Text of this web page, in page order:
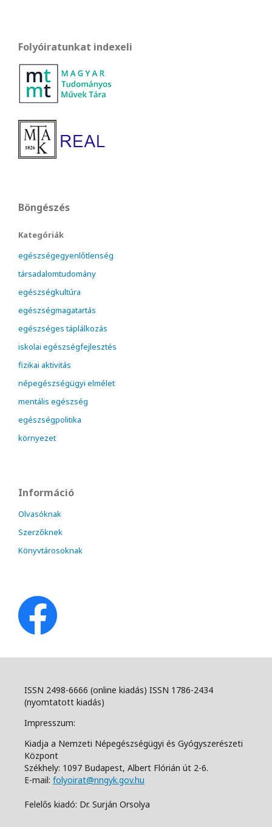
Folyóiratunkat indexeli
Böngészés
Kategóriák
egészségegyenlőtlenség
társadalomtudomány
egészségkultúra
egészségmagatartás
egészséges táplálkozás
iskolai egészségfejlesztés
fizikai aktivitás
népegészségügyi elmélet
mentális egészség
egészségpolitika
környezet
Információ
Olvasóknak
Szerzőknek
Könyvtárosoknak
ISSN 2498-6666 (online kiadás) ISSN 1786-2434
(nyomtatott kiadás)
Impresszum:
Kiadja a Nemzeti Népegészségügyi és Gyógyszerészeti
Központ
Székhely: 1097 Budapest, Albert Flórián út 2-6.
E-mail: folyoirat@nngyk.gov.hu
Felelős kiadó: Dr. Surján Orsolya